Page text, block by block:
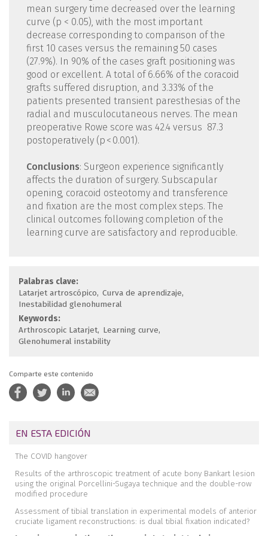
mean surgery time decreased over the learning
curve (p < 0.05), with the most important
decrease corresponding to comparison of the
first 10 cases versus the remaining 50 cases
(27.9%). In 90% of the cases graft positioning was
good or excellent. A total of 6.66% of the coracoid
grafts suffered disruption, and 3.33% of the
patients presented transient paresthesias of the
radial and musculocutaneous nerves. The mean
preoperative Rowe score was 42.4 versus 87.3
postoperatively (p < 0.001).
Conclusions: Surgeon experience significantly
affects the duration of surgery. Subscapular
opening, coracoid osteotomy and transference
and fixation are the most complex steps. The
clinical outcomes following completion of the
learning curve are satisfactory and reproducible.
Palabras clave:
Latarjet artroscópico Curva de aprendizaje
Inestabilidad glenohumeral
Keywords:
Arthroscopic Latarjet Learning curve
Glenohumeral instability
Comparte este contenido
EN ESTA EDICIÓN
The COVID hangover
Results of the arthroscopic treatment of acute bony Bankart lesion
using the original Porcellini-Sugaya technique and the double-row
modified procedure
Assessment of tibial translation in experimental models of anterior
cruciate ligament reconstructions: is dual tibial fixation indicated?